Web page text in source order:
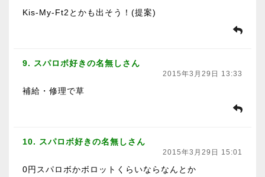
Kis-My-Ft2とかも出そう！(提案)
9. スパロボ好きの名無しさん
2015年3月29日 13:33
補給・修理で草
10. スパロボ好きの名無しさん
2015年3月29日 15:01
0円スパロボかボロットくらいならなんとか